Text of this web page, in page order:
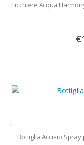
Bicchiere Acqua
Bottiglia Acciaio